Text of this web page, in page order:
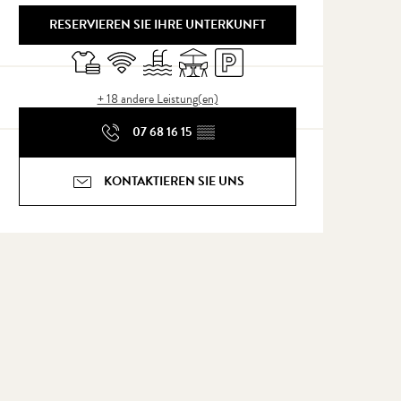
RESERVIEREN SIE IHRE UNTERKUNFT
Bettwäsche und Laken
Wi-Fi Schwimmbad
TerrasseParkplatz
+ 18 andere Leistung(en)
07 68 16 15 ▒▒
KONTAKTIEREN SIE UNS